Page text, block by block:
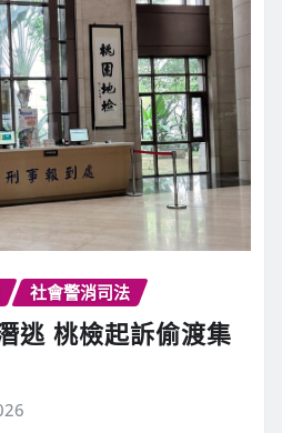
社會警消司法
逃 桃檢起訴偷渡集